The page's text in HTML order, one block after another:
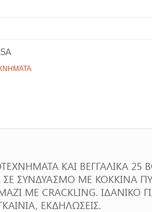
ΚΑΙ ΒΕΓΓΑΛΙΚΑ
ΣΥΝΔΥΑΣΜΟ ΜΕ ΚΟΚΚΙΝΑ
ΜΕ CRACKLING. ΙΔΑΝΙΚΟ
ΕΚΔΗΛΩΣΕΙΣ.